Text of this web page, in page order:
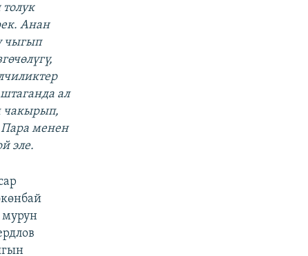
Анан
чыгып
ал
чакырып,
Пара менен
эле.
мурун